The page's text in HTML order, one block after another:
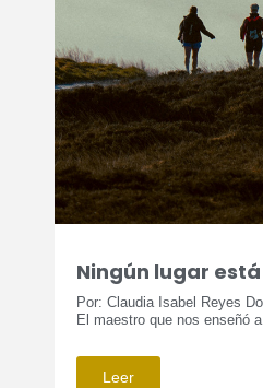
Ningún lugar
Por: Claudia Isabel Reyes
El maestro que nos enseñó
Leer